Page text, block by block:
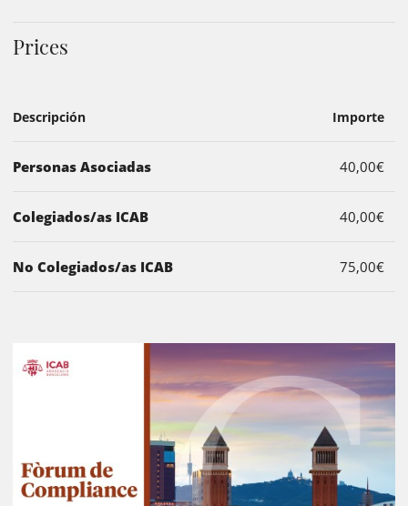
Prices
Descripción Importe
Personas Asociadas 40,00€
Colegiados/as ICAB 40,00€
No Colegiados/as ICAB 75,00€